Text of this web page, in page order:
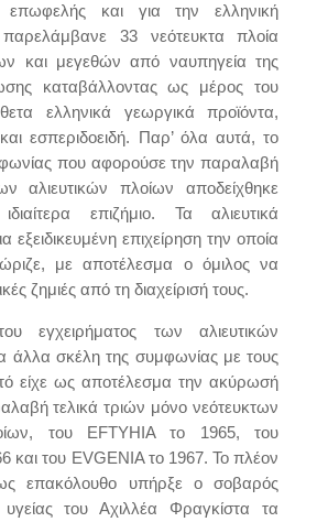
και για την ελληνική
33 νεότευκτα πλοία
και μεγεθών από ναυπηγεία της
καταβάλλοντας ως μέρος του
ελληνικά γεωργικά προϊόντα,
εσπεριδοειδή. Παρ’ όλα αυτά, το
που αφορούσε την παραλαβή
αλιευτικών πλοίων αποδείχθηκε
επιζήμιο. Τα αλιευτικά
εξειδικευμένη επιχείρηση την οποία
με αποτέλεσμα ο όμιλος να
ζημιές από τη διαχείρισή τους.
εγχειρήματος των αλιευτικών
άλλα σκέλη της συμφωνίας με τους
είχε ως αποτέλεσμα την ακύρωσή
τελικά τριών μόνο νεότευκτων
του EFTYHIA το 1965, του
και του ΕVGENIA το 1967. Το πλέον
επακόλουθο υπήρξε ο σοβαρός
υγείας του Αχιλλέα Φραγκίστα τα